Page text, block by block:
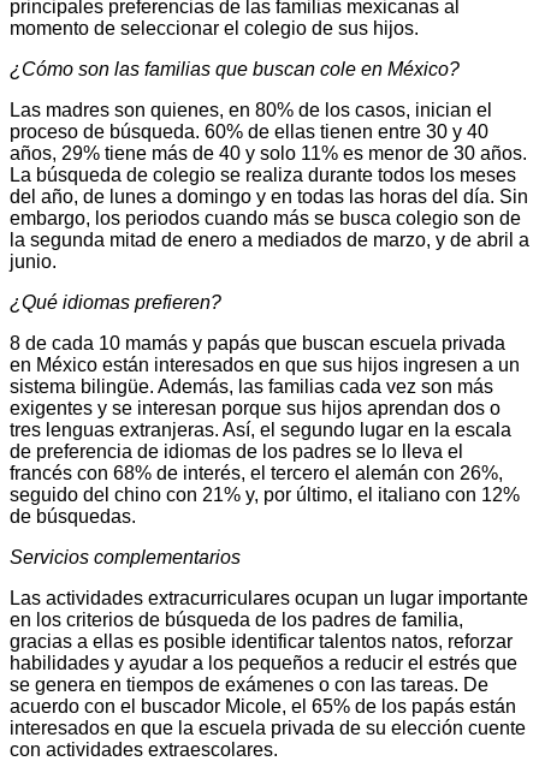
principales preferencias de las familias mexicanas al
momento de seleccionar el colegio de sus hijos.
¿Cómo son las familias que buscan cole en México?
Las madres son quienes, en 80% de los casos, inician el
proceso de búsqueda. 60% de ellas tienen entre 30 y 40
años, 29% tiene más de 40 y solo 11% es menor de 30 años.
La búsqueda de colegio se realiza durante todos los meses
del año, de lunes a domingo y en todas las horas del día. Sin
embargo, los periodos cuando más se busca colegio son de
la segunda mitad de enero a mediados de marzo, y de abril a
junio.
¿Qué idiomas prefieren?
8 de cada 10 mamás y papás que buscan escuela privada
en México están interesados en que sus hijos ingresen a un
sistema bilingüe. Además, las familias cada vez son más
exigentes y se interesan porque sus hijos aprendan dos o
tres lenguas extranjeras. Así, el segundo lugar en la escala
de preferencia de idiomas de los padres se lo lleva el
francés con 68% de interés, el tercero el alemán con 26%,
seguido del chino con 21% y, por último, el italiano con 12%
de búsquedas.
Servicios complementarios
Las actividades extracurriculares ocupan un lugar importante
en los criterios de búsqueda de los padres de familia,
gracias a ellas es posible identificar talentos natos, reforzar
habilidades y ayudar a los pequeños a reducir el estrés que
se genera en tiempos de exámenes o con las tareas. De
acuerdo con el buscador Micole, el 65% de los papás están
interesados en que la escuela privada de su elección cuente
con actividades extraescolares.